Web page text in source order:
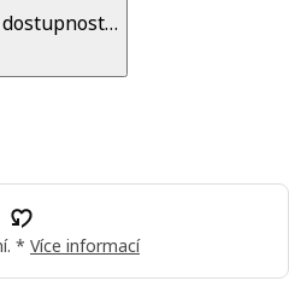
* Více informací